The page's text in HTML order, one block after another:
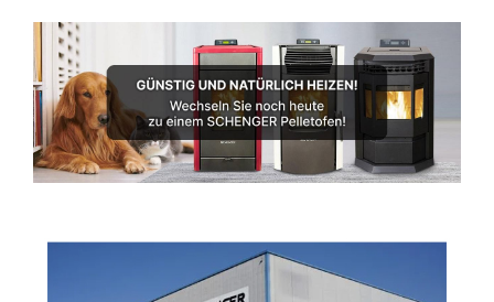
WARENKORB
PRODUCTS
SEARCH